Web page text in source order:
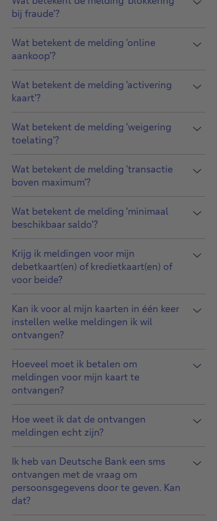
bij fraude'?
Wat betekent de melding 'online
aankoop'?
Wat betekent de melding 'activering
kaart'?
Wat betekent de melding 'weigering
toelating'?
Wat betekent de melding 'transactie
boven maximum'?
Wat betekent de melding 'minimaal
beschikbaar saldo'?
Krijg ik meldingen voor mijn
debetkaart(en) of kredietkaart(en) of
voor beide?
Kan ik voor al mijn kaarten in één keer
instellen welke meldingen ik wil
ontvangen?
Hoeveel moet ik betalen om
meldingen voor mijn kaart te
ontvangen?
Hoe weet ik dat de ontvangen
meldingen echt zijn?
Ik heb van Deutsche Bank een sms
ontvangen met de vraag om
persoonsgegevens door te geven. Kan
dat?